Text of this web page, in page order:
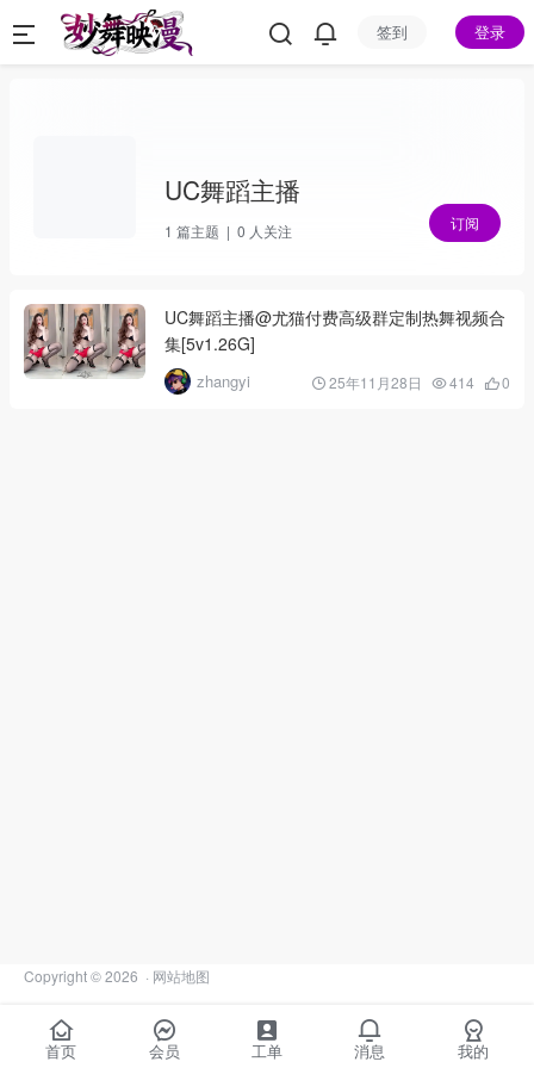
签到 登录
UC舞蹈主播
1 篇主题 | 0 人关注 订阅
UC舞蹈主播@尤猫付费高级群定制热舞视频合
集[5v1.26G]
zhangyi 25年11月28日 414 0
Copyright © 2026 · 网站地图
首页 会员 工单 消息 我的